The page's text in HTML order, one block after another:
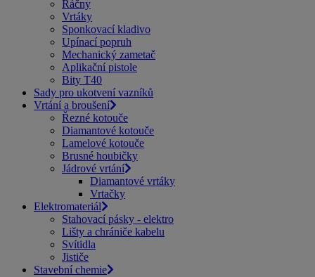
Ráčny
Vrtáky
Sponkovací kladivo
Upínací popruh
Mechanický zametač
Aplikační pistole
Bity T40
Sady pro ukotvení vazníků
Vrtání a broušení
Řezné kotouče
Diamantové kotouče
Lamelové kotouče
Brusné houbičky
Jádrové vrtání
Diamantové vrtáky
Vrtačky
Elektromateriál
Stahovací pásky - elektro
Lišty a chrániče kabelu
Svítidla
Jističe
Stavební chemie